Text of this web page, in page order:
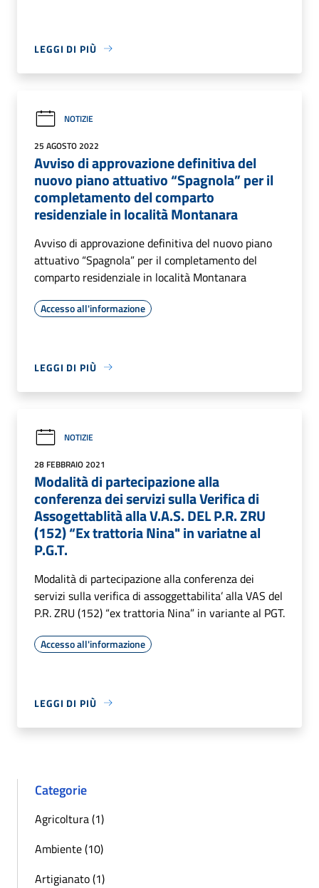
LEGGI DI PIÙ
NOTIZIE
25 AGOSTO 2022
Avviso di approvazione definitiva del
nuovo piano attuativo “Spagnola” per il
completamento del comparto
residenziale in località Montanara
Avviso di approvazione definitiva del nuovo piano
attuativo “Spagnola” per il completamento del
comparto residenziale in località Montanara
Accesso all'informazione
LEGGI DI PIÙ
NOTIZIE
28 FEBBRAIO 2021
Modalità di partecipazione alla
conferenza dei servizi sulla Verifica di
Assogettablità alla V.A.S. DEL P.R. ZRU
(152) “Ex trattoria Nina" in variatne al
P.G.T.
Modalità di partecipazione alla conferenza dei
servizi sulla verifica di assoggettabilita’ alla VAS del
P.R. ZRU (152) “ex trattoria Nina” in variante al PGT.
Accesso all'informazione
LEGGI DI PIÙ
Categorie
Agricoltura (1)
Ambiente (10)
Artigianato (1)